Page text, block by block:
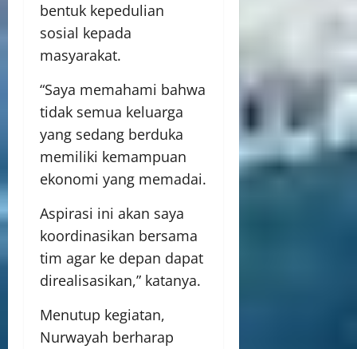
bentuk kepedulian
sosial kepada
masyarakat.
“Saya memahami bahwa
tidak semua keluarga
yang sedang berduka
memiliki kemampuan
ekonomi yang memadai.
Aspirasi ini akan saya
koordinasikan bersama
tim agar ke depan dapat
direalisasikan,” katanya.
Menutup kegiatan,
Nurwayah berharap